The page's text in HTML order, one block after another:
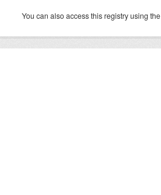
You can also access this registry using the